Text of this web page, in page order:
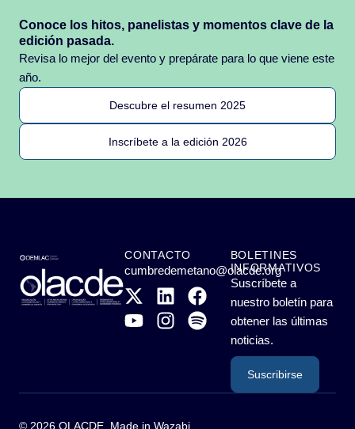
Conoce los hitos, panelistas y momentos clave de la
edición pasada.
Revisa lo mejor del evento y prepárate para lo que viene este
año.
Descubre el resumen 2025
Inscríbete a la edición 2026
CONTACTO
cumbredemetano@olacde.org
BOLETINES
INFORMATIVOS
Suscríbete a
nuestro boletín para
obtener las últimas
noticias.
Suscribirse
© 2026 OLACDE. Made in Wazabi